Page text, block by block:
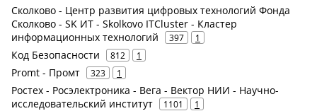
Сколково - Центр развития цифровых технологий Фонда
Сколково - SK ИТ - Skolkovo ITCluster - Кластер
информационных технологий
397 1
Код Безопасности 812 1
Promt - Промт 323 1
Ростех - Росэлектроника - Вега - Вектор НИИ - Научно-
исследовательский институт
1101 1